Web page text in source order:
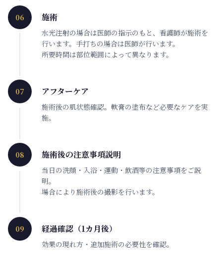
06 施術
水光注射の場合は医師の指示のもと、看護師が施術を
行います。手打ちの場合は医師が行います。
所要時間は部位範囲によって異なります。
07 アフターケア
施術後の肌状態確認。軟膏の塗布など必要なケアを実
施。
08 施術後の注意事項説明
当日の洗顔・入浴・運動・飲酒等の注意事項をご説
明。
場合により施術後の撮影を行います。
09 経過確認（1カ月後）
効果の現れ方・追加施術の必要性を確認。